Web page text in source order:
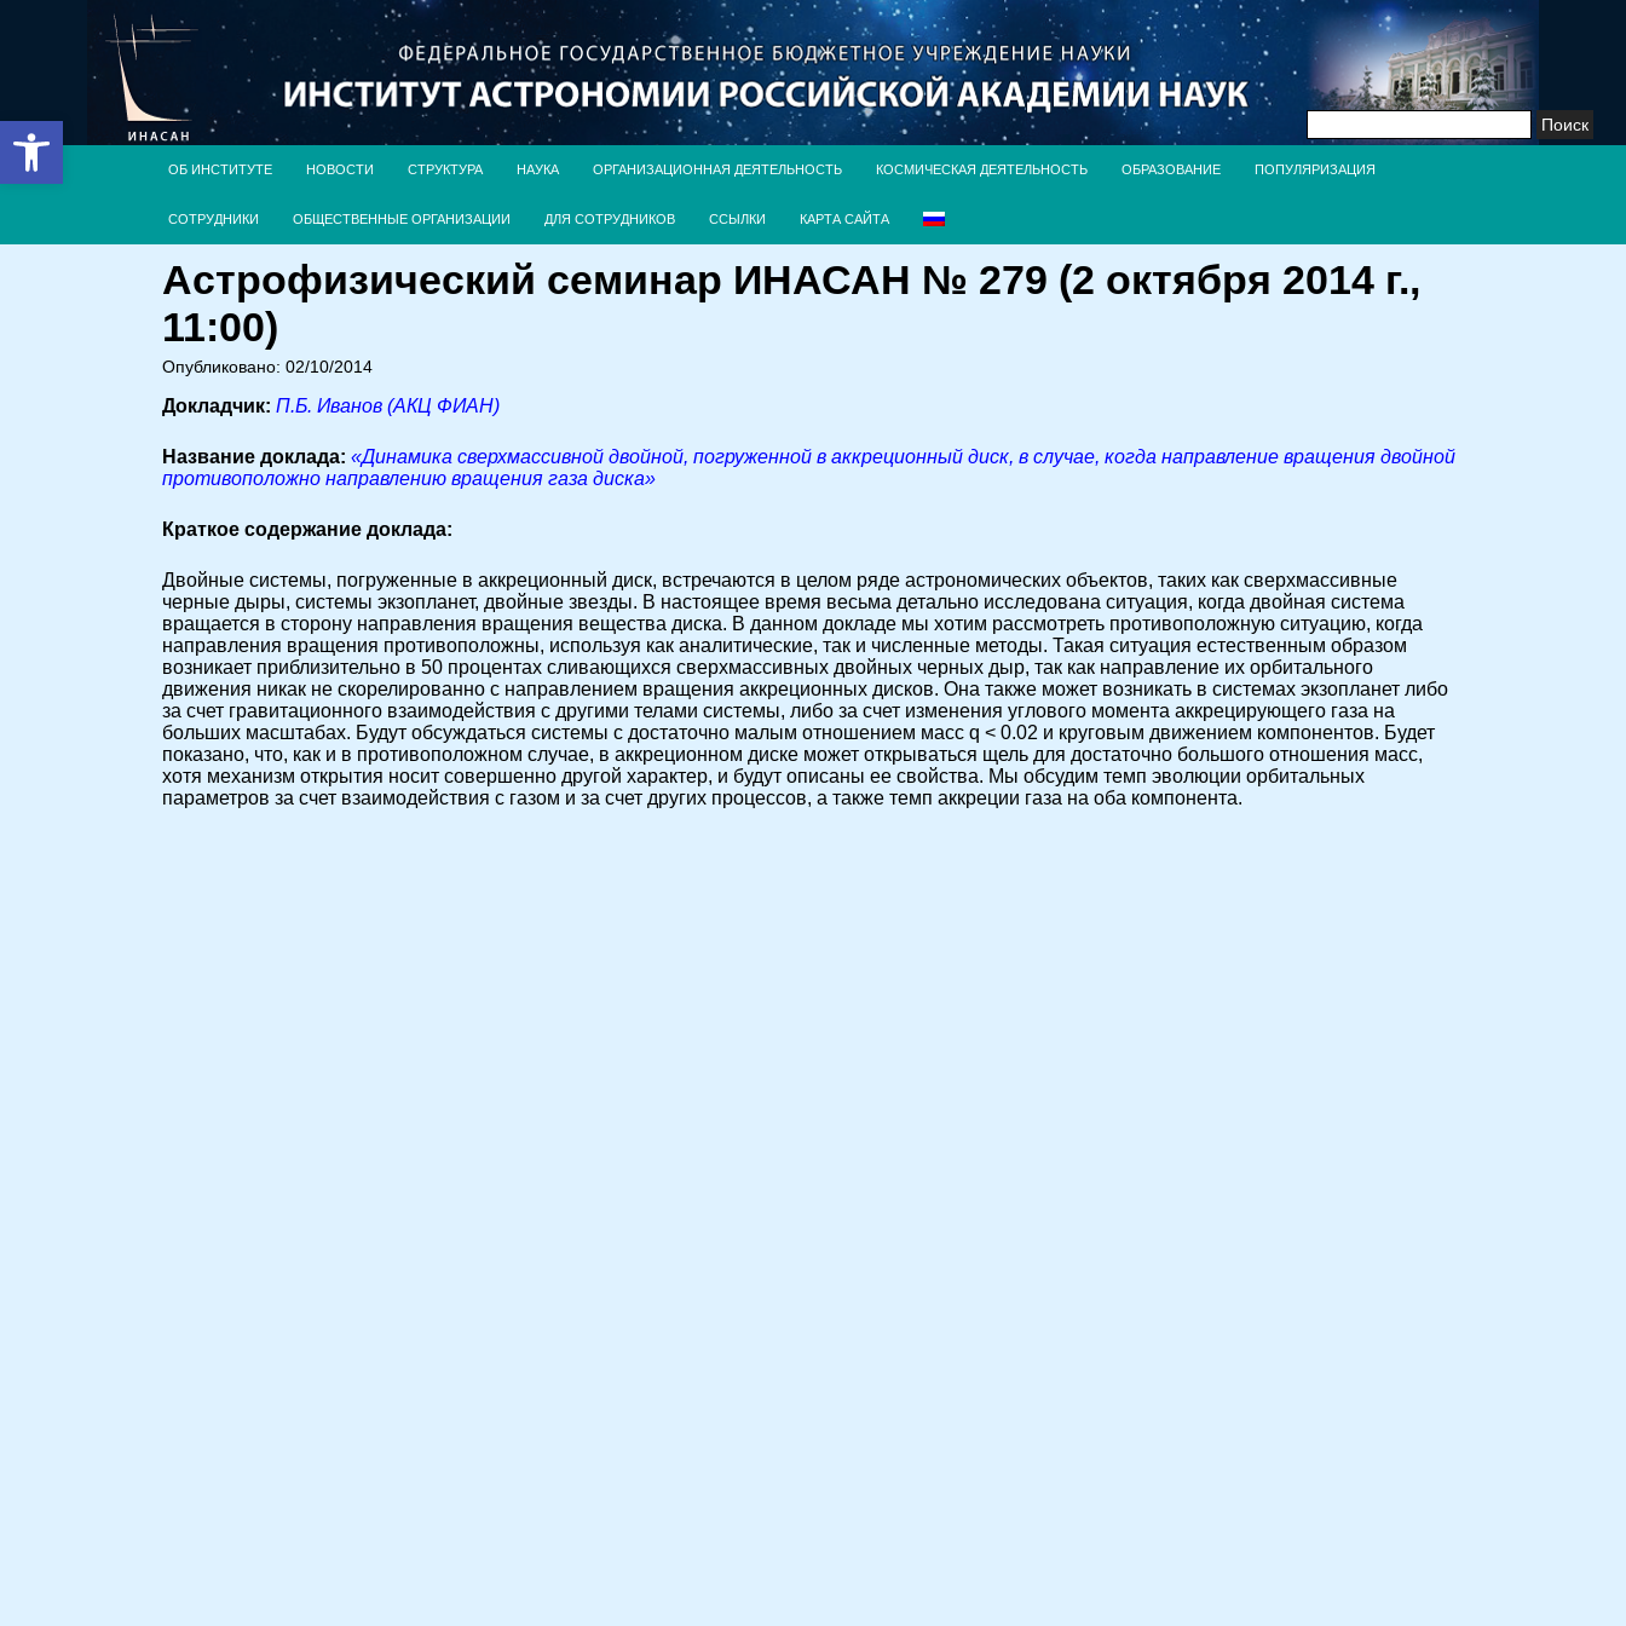
Открыть панель инструментов Найти:
ОБ ИНСТИТУТЕ НОВОСТИ СТРУКТУРА НАУКА ОРГАНИЗАЦИОННАЯ ДЕЯТЕЛЬНОСТЬ КОСМИЧЕСКАЯ ДЕЯТЕЛЬНОСТЬ ОБРАЗОВАНИЕ ПОПУЛЯРИЗАЦИЯ
СОТРУДНИКИ ОБЩЕСТВЕННЫЕ ОРГАНИЗАЦИИ ДЛЯ СОТРУДНИКОВ ССЫЛКИ КАРТА САЙТА
Астрофизический семинар ИНАСАН № 279 (2 октября 2014 г.,
11:00)
Опубликовано: 02/10/2014
Докладчик: П.Б. Иванов (АКЦ ФИАН)
Название доклада: «Динамика сверхмассивной двойной, погруженной в аккреционный диск, в случае, когда направление вращения двойной
противоположно направлению вращения газа диска»
Краткое содержание доклада:
Двойные системы, погруженные в аккреционный диск, встречаются в целом ряде астрономических объектов, таких как сверхмассивные
черные дыры, системы экзопланет, двойные звезды. В настоящее время весьма детально исследована ситуация, когда двойная система
вращается в сторону направления вращения вещества диска. В данном докладе мы хотим рассмотреть противоположную ситуацию, когда
направления вращения противоположны, используя как аналитические, так и численные методы. Такая ситуация естественным образом
возникает приблизительно в 50 процентах сливающихся сверхмассивных двойных черных дыр, так как направление их орбитального
движения никак не скорелированно с направлением вращения аккреционных дисков. Она также может возникать в системах экзопланет либо
за счет гравитационного взаимодействия с другими телами системы, либо за счет изменения углового момента аккрецирующего газа на
больших масштабах. Будут обсуждаться системы с достаточно малым отношением масс q < 0.02 и круговым движением компонентов. Будет
показано, что, как и в противоположном случае, в аккреционном диске может открываться щель для достаточно большого отношения масс,
хотя механизм открытия носит совершенно другой характер, и будут описаны ее свойства. Мы обсудим темп эволюции орбитальных
параметров за счет взаимодействия с газом и за счет других процессов, а также темп аккреции газа на оба компонента.